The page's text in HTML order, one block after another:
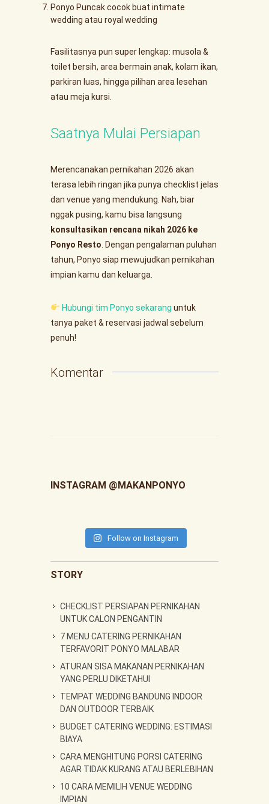
Ponyo Puncak cocok buat intimate
wedding atau royal wedding
Fasilitasnya pun super lengkap: musola &
toilet bersih, area bermain anak, kolam ikan,
parkiran luas, hingga pilihan area lesehan
atau meja kursi.
Saatnya Mulai Persiapan
Merencanakan pernikahan 2026 akan
terasa lebih ringan jika punya checklist jelas
dan venue yang mendukung. Nah, biar
nggak pusing, kamu bisa langsung
konsultasikan rencana nikah 2026 ke
Ponyo Resto . Dengan pengalaman puluhan
tahun, Ponyo siap mewujudkan pernikahan
impian kamu dan keluarga.
Hubungi tim Ponyo sekarang untuk
tanya paket & reservasi jadwal sebelum
penuh!
Komentar
INSTAGRAM @MAKANPONYO
Follow on Instagram
STORY
CHECKLIST PERSIAPAN PERNIKAHAN
UNTUK CALON PENGANTIN
7 MENU CATERING PERNIKAHAN
TERFAVORIT PONYO MALABAR
ATURAN SISA MAKANAN PERNIKAHAN
YANG PERLU DIKETAHUI
TEMPAT WEDDING BANDUNG INDOOR
DAN OUTDOOR TERBAIK
BUDGET CATERING WEDDING: ESTIMASI
BIAYA
CARA MENGHITUNG PORSI CATERING
AGAR TIDAK KURANG ATAU BERLEBIHAN
10 CARA MEMILIH VENUE WEDDING
IMPIAN